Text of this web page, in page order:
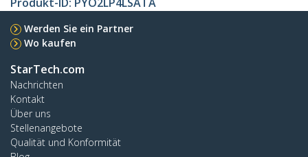
Werden Sie ein Partner
Wo kaufen
StarTech.com
Nachrichten
Kontakt
Über uns
Stellenangebote
Qualität und Konformität